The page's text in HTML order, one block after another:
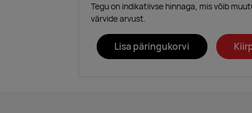
Tegu on indikatiivse hinnaga, mis võib
värvide arvust.
Lisa päringukorvi